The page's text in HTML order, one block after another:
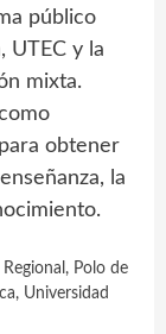
público
UTEC y la
mixta.
obtener
la
, Polo de
, Universidad